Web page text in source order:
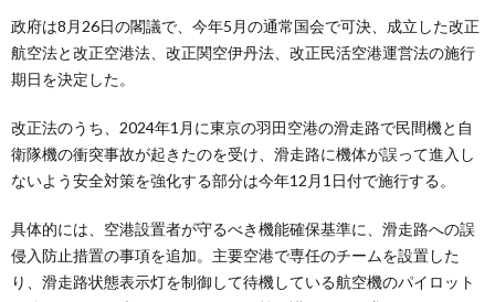
政府は8月26日の閣議で、今年5月の通常国会で可決、成立した改正
航空法と改正空港法、改正関空伊丹法、改正民活空港運営法の施行
期日を決定した。
改正法のうち、2024年1月に東京の羽田空港の滑走路で民間機と自
衛隊機の衝突事故が起きたのを受け、滑走路に機体が誤って進入し
ないよう安全対策を強化する部分は今年12月1日付で施行する。
具体的には、空港設置者が守るべき機能確保基準に、滑走路への誤
侵入防止措置の事項を追加。主要空港で専任のチームを設置した
り、滑走路状態表示灯を制御して待機している航空機のパイロット